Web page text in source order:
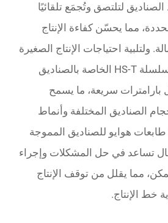
لتلتصق وتُجمَع تلقائيًا
مما يحسّن كفاءة الإنتاج
ولتلبية احتياجات الإنتاج الصغيرة
والمتنوعة، تم تصميم سلسلة HS-T الخاصة بالصناديق
بارامترات سريعة، ما يسمح
الصناديق المختلفة وأنماط
طابعات هوايو للصناديق المموجة
تساعد في حل المشكلات وإجراء
مما يقلل من توقف الإنتاج
خط الإنتاج.